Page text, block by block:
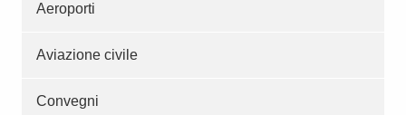
Aeroporti
Aviazione civile
Convegni